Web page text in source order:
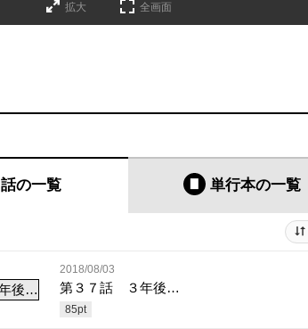
拡大 全画面
話の一覧 単行本の一覧
2018/08/03
第３７話 ３年後…
85pt